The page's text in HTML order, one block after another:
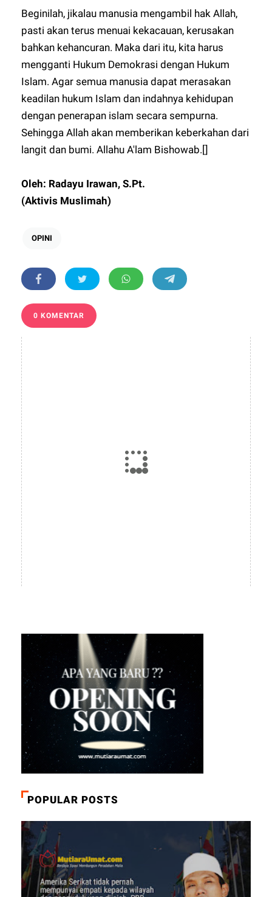
Beginilah, jikalau manusia mengambil hak Allah,
pasti akan terus menuai kekacauan, kerusakan
bahkan kehancuran. Maka dari itu, kita harus
mengganti Hukum Demokrasi dengan Hukum
Islam. Agar semua manusia dapat merasakan
keadilan hukum Islam dan indahnya kehidupan
dengan penerapan islam secara sempurna.
Sehingga Allah akan memberikan keberkahan dari
langit dan bumi. Allahu A'lam Bishowab.[]
Oleh: Radayu Irawan, S.Pt.
(Aktivis Muslimah)
OPINI
0 KOMENTAR
POPULAR POSTS